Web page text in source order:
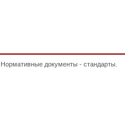
документы - стандарты.